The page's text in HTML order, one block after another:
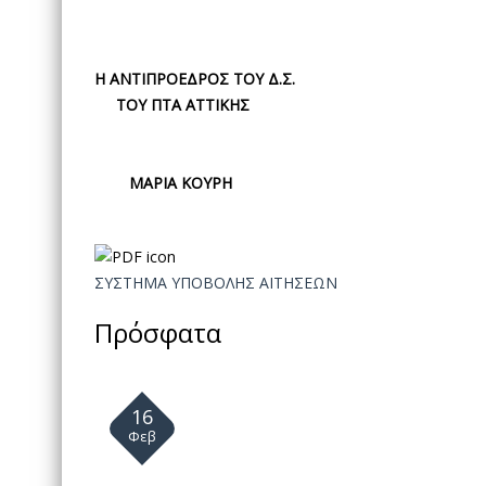
Η ΑΝΤΙΠΡΟΕΔΡΟΣ ΤΟΥ Δ.Σ.
ΤΟΥ ΠΤΑ ΑΤΤΙΚΗΣ
ΜΑΡΙΑ ΚΟΥΡΗ
ΣΥΣΤΗΜΑ ΥΠΟΒΟΛΗΣ ΑΙΤΗΣΕΩΝ
Πρόσφατα
16
Φεβ